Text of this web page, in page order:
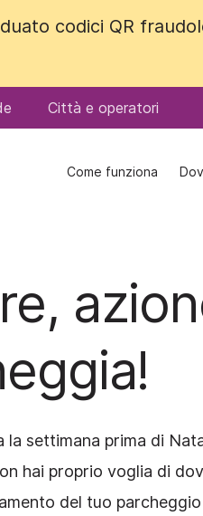
codici QR
Città e operatori
Come funziona
codici QR
Città e operatori
Come funziona
la settimana prima di
hai proprio voglia di
del tuo